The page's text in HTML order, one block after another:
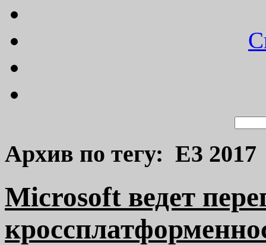
Архив по тегу: E3 2017
Microsoft ведет